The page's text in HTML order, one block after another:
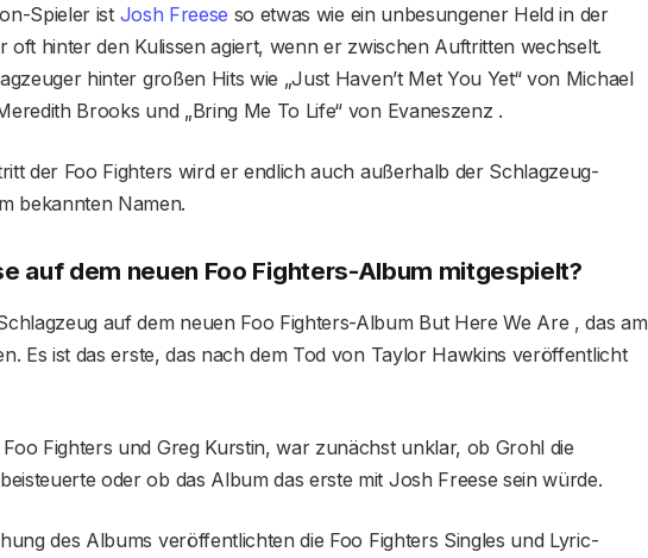
Spieler ist Josh Freese so etwas wie ein unbesungener Held in der
oft hinter den Kulissen agiert, wenn er zwischen Auftritten wechselt.
hinter großen Hits wie „Just Haven’t Met You Yet“ von Michael
Brooks und „Bring Me To Life“ von Evaneszenz .
der Foo Fighters wird er endlich auch außerhalb der Schlagzeug-
bekannten Namen.
auf dem neuen Foo Fighters-Album mitgespielt?
auf dem neuen Foo Fighters-Album But Here We Are , das am
Es ist das erste, das nach dem Tod von Taylor Hawkins veröffentlicht
Fighters und Greg Kurstin, war zunächst unklar, ob Grohl die
oder ob das Album das erste mit Josh Freese sein würde.
des Albums veröffentlichten die Foo Fighters Singles und Lyric-